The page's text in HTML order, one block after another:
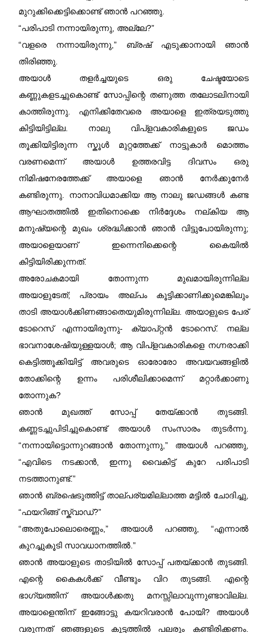
മുറുക്കിക്കെട്ടിക്കൊണ്ട് ഞാൻ പറഞ്ഞു.
“പരിപാടി നന്നായിരുന്നു, അല്ലേ?”
“വളരെ നന്നായിരുന്നു,” ബ്രഷ് എടുക്കാനായി ഞാൻ
തിരിഞ്ഞു.
അയാൾ തളർച്ചയുടെ ഒരു ചേഷ്ടയോടെ
കണ്ണുകളടച്ചുകൊണ്ട് സോപ്പിന്റെ തണുത്ത തലോടലിനായി
കാത്തിരുന്നു. എനിക്കിതേവരെ അയാളെ ഇത്രയടുത്തു
കിട്ടിയിട്ടില്ല. നാലു വിപ്ളവകാരികളുടെ ജഡം
തൂക്കിയിട്ടിരുന്ന സ്കൂൾ മുറ്റത്തേക്ക് നാട്ടുകാർ മൊത്തം
വരണമെന്ന് അയാൾ ഉത്തരവിട്ട ദിവസം ഒരു
നിമിഷനേരത്തേക്ക് അയാളെ ഞാൻ നേർക്കുനേർ
കണ്ടിരുന്നു. നാനാവിധമാക്കിയ ആ നാലു ജഡങ്ങൾ കണ്ട
ആഘാതത്തിൽ ഇതിനൊക്കെ നിർദ്ദേശം നല്കിയ ആ
മനുഷ്യന്റെ മുഖം ശ്രദ്ധിക്കാൻ ഞാൻ വിട്ടുപോയിരുന്നു;
അയാളെയാണ്‌ ഇന്നെനിക്കെന്റെ കൈയിൽ
കിട്ടിയിരിക്കുന്നത്.
അരോചകമായി തോന്നുന്ന മുഖമായിരുന്നില്ല
അയാളുടേത്; പ്രായം അല്പം കൂട്ടിക്കാണിക്കുമെങ്കിലും
താടി അയാൾക്കിണങ്ങാതെയുമിരുന്നില്ല. അയാളുടെ പേര്‌
ടോറെസ് എന്നായിരുന്നു- ക്യാപ്റ്റൻ ടോറെസ്. നല്ല
ഭാവനാശേഷിയുള്ളയാൾ; ആ വിപ്ളവകാരികളെ നഗ്നരാക്കി
കെട്ടിത്തൂക്കിയിട്ട് അവരുടെ ഓരോരോ അവയവങ്ങളിൽ
തോക്കിന്റെ ഉന്നം പരിശീലിക്കാമെന്ന് മറ്റാർക്കാണു
തോന്നുക?
ഞാൻ മുഖത്ത് സോപ്പ് തേയ്ക്കാൻ തുടങ്ങി.
കണ്ണടച്ചുപിടിച്ചുകൊണ്ട് അയാൾ സംസാരം തുടർന്നു.
“നന്നായിട്ടൊന്നുറങ്ങാൻ തോന്നുന്നു,” അയാൾ പറഞ്ഞു,
“എവിടെ നടക്കാൻ, ഇന്നു വൈകിട്ട് കുറേ പരിപാടി
നടത്താനുണ്ട്.”
ഞാൻ ബ്രഷെടുത്തിട്ട് താല്പര്യമില്ലാത്ത മട്ടിൽ ചോദിച്ചു,
“ഫയറിങ്ങ് സ്ക്വാഡ്?”
“അതുപോലൊരെണ്ണം,” അയാൾ പറഞ്ഞു, “എന്നാൽ
കുറച്ചുകൂടി സാവധാനത്തിൽ.”
ഞാൻ അയാളുടെ താടിയിൽ സോപ്പ് പതയ്ക്കാൻ തുടങ്ങി.
എന്റെ കൈകൾക്ക് വീണ്ടും വിറ തുടങ്ങി. എന്റെ
ഭാഗ്യത്തിന്‌ അയാൾക്കതു മനസ്സിലാവുന്നുണ്ടാവില്ല.
അയാളെന്തിന്‌ ഇങ്ങോട്ടു കയറിവരാൻ പോയി? അയാൾ
വരുന്നത് ഞങ്ങളുടെ കൂട്ടത്തിൽ പലരും കണ്ടിരിക്കണം.